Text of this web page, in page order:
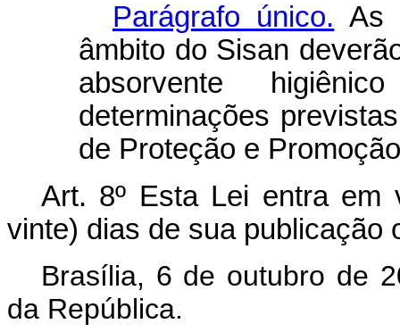
Parágrafo único. As
âmbito do Sisan
absorvente
determinações
de Proteção e
Art. 8º Esta Lei entra em
vinte) dias de sua publicação
Brasília, 6 de outubro de
da República.